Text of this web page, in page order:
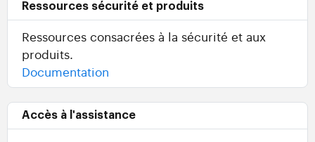
Ressources sécurité et produits
Ressources consacrées à la sécurité et aux
produits.
Documentation
Accès à l'assistance